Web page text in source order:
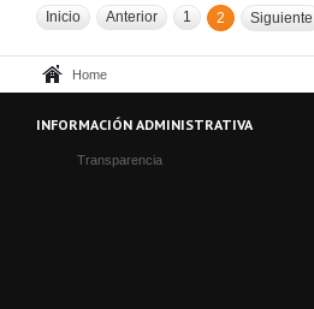
Inicio Anterior 1 2 Siguiente
Home
INFORMACIÓN ADMINISTRATIVA
Transparencia